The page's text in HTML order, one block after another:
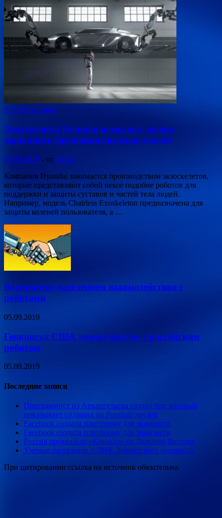
Робототехника
Экзоскелеты Hyundai помогают людям
выполнять физически тяжелые задачи
05.09.2019 - от admin
Компания Hyundai занимается производством экзоскелетов,
которые представляют собой некое подобие роботов для
поддержки и защиты суставов и частей тела людей.
Например, модель Chairless Exoskeleton предназначена для
защиты коленей пользователя, а …
Восприятие населением взаимодействия с
роботами
05.09.2019
Генконсул США «подружился» с российским
роботом
05.09.2019
Последние записи
Программист из Архангельска создал бот, который
показывает сидящих на Pornhub друзей
Facebook создала платформу для знакомств
Facebook создала платформу для знакомств
Россия применила «Кинжал» на Дальнем Востоке
Ученые рассказали о ДНК Лохнесского чудовища
При цитировании ссылка на источник обязательна.